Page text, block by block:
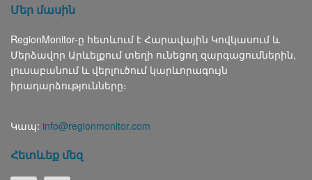
Մեր մասին
RegionMonitor-ը հետևում է Հարավային Կովկասում և
Մերձավոր Արևելքում տեղի ունեցող զարգացումներին,
լուսաբանում և վերլուծում կարևորագույն
իրադարձությունները։
Կապ: info@regionmonitor.com
Հետևեք մեզ